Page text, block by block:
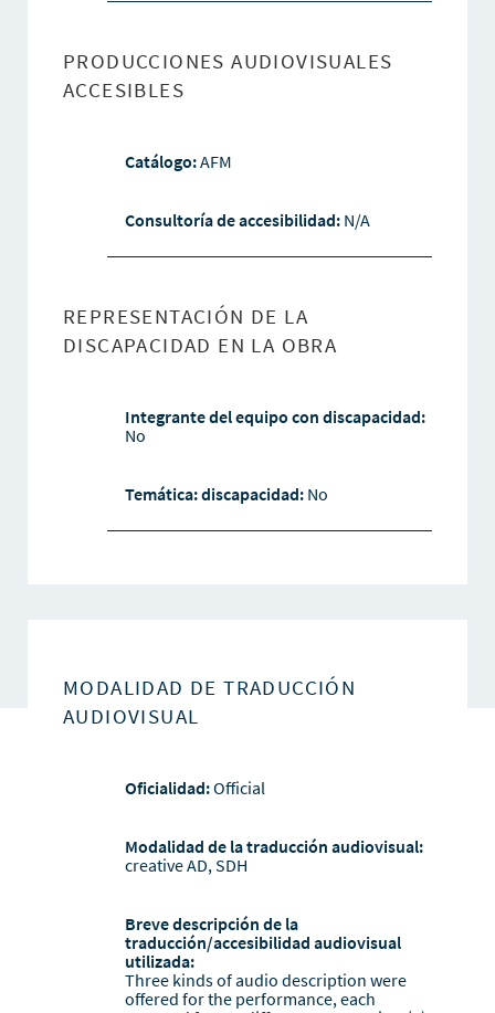
PRODUCCIONES AUDIOVISUALES
ACCESIBLES
Catálogo:AFM
Consultoría de accesibilidad: N/A
REPRESENTACIÓN DE LA
DISCAPACIDAD EN LA OBRA
Integrante del equipo con discapacidad:
No
Temática: discapacidad: No
MODALIDAD DE TRADUCCIÓN
AUDIOVISUAL
Oficialidad:Official
Modalidad de la traducción audiovisual:
creative AD, SDH
Breve descripción de la
traducción/accesibilidad audiovisual
utilizada:
Three kinds of audio description were
offered for the performance, each